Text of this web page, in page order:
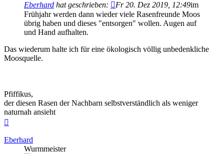
Eberhard hat geschrieben: Fr 20. Dez 2019, 12:49im
Frühjahr werden dann wieder viele Rasenfreunde Moos
übrig haben und dieses "entsorgen" wollen. Augen auf
und Hand aufhalten.
Das wiederum halte ich für eine ökologisch völlig unbedenkliche
Moosquelle.
Pfiffikus,
der diesen Rasen der Nachbarn selbstverständlich als weniger
naturnah ansieht
Eberhard
Wurmmeister